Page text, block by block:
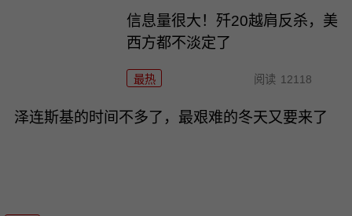
信息量很大！歼20越肩反杀，美
西方都不淡定了
最热 阅读 12118
泽连斯基的时间不多了，最艰难的冬天又要来了